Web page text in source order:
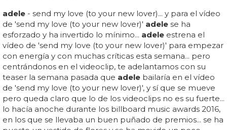
adele - send my love (to your new lover)... y para el vídeo
de 'send my love (to your new lover)' adele se ha
esforzado y ha invertido lo mínimo... adele estrena el
vídeo de 'send my love (to your new lover)' para empezar
con energía y con muchas críticas esta semana... pero
centrándonos en el videoclip, te adelantamos con su
teaser la semana pasada que adele bailaría en el vídeo
de 'send my love (to your new lover)', y sí que se mueve
pero queda claro que lo de los videoclips no es su fuerte...
lo hacía anoche durante los billboard music awards 2016,
en los que se llevaba un buen puñado de premios... se ha